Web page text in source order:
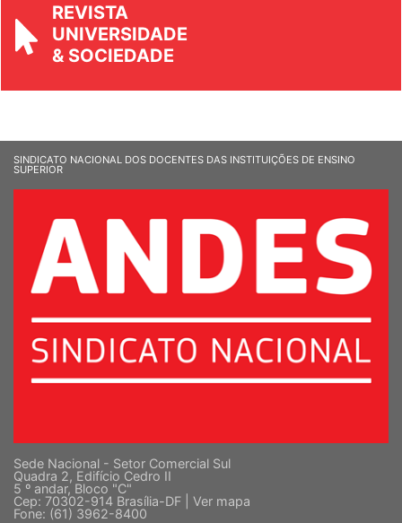
REVISTA
UNIVERSIDADE
& SOCIEDADE
SINDICATO NACIONAL DOS DOCENTES DAS INSTITUIÇÕES DE ENSINO
SUPERIOR
Sede Nacional - Setor Comercial Sul
Quadra 2, Edifício Cedro II
5 º andar, Bloco "C"
Cep: 70302-914 Brasília-DF | Ver mapa
Fone: (61) 3962-8400